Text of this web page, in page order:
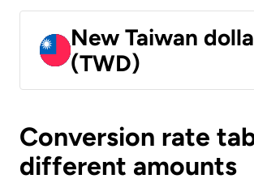
New Taiwan
(TWD)
Conversion rate
different amounts